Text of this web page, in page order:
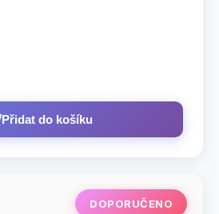
Přidat do košíku
DOPORUČENO